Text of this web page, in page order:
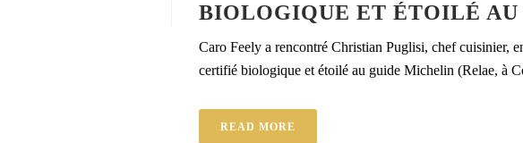
BIOLOGIQUE ET ÉTOILÉ
Caro Feely a rencontré Christian Puglisi, chef cuisinier,
certifié biologique et étoilé au guide Michelin (Relae, à
READ MORE